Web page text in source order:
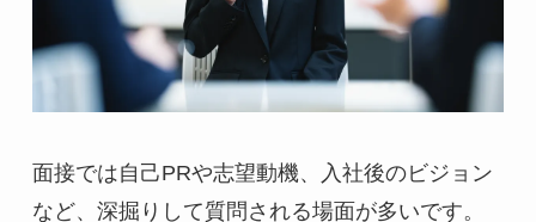
面接では自己PRや志望動機、入社後のビジョン
など、深掘りして質問される場面が多いです。